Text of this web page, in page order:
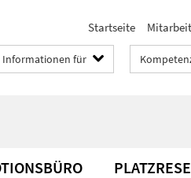
Startseite
Informationen für